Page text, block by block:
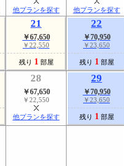
他プランを探す 他プランを探す
21
￥67,650
￥22,550
残り 1 部屋
22
￥70,950
￥23,650
残り 1 部屋
28
￥67,650
￥22,550
他プランを探す
29
￥70,950
￥23,650
残り 1 部屋